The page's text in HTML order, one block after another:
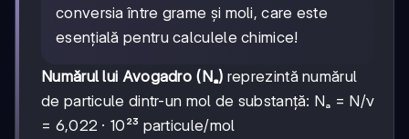
conversia între grame și moli, care este
esențială pentru calculele chimice!
Numărul lui Avogadro (Nₐ) reprezintă numărul
de particule dintr-un mol de substanță: Nₐ = N/ν
= 6,022 · 10²³ particule/mol